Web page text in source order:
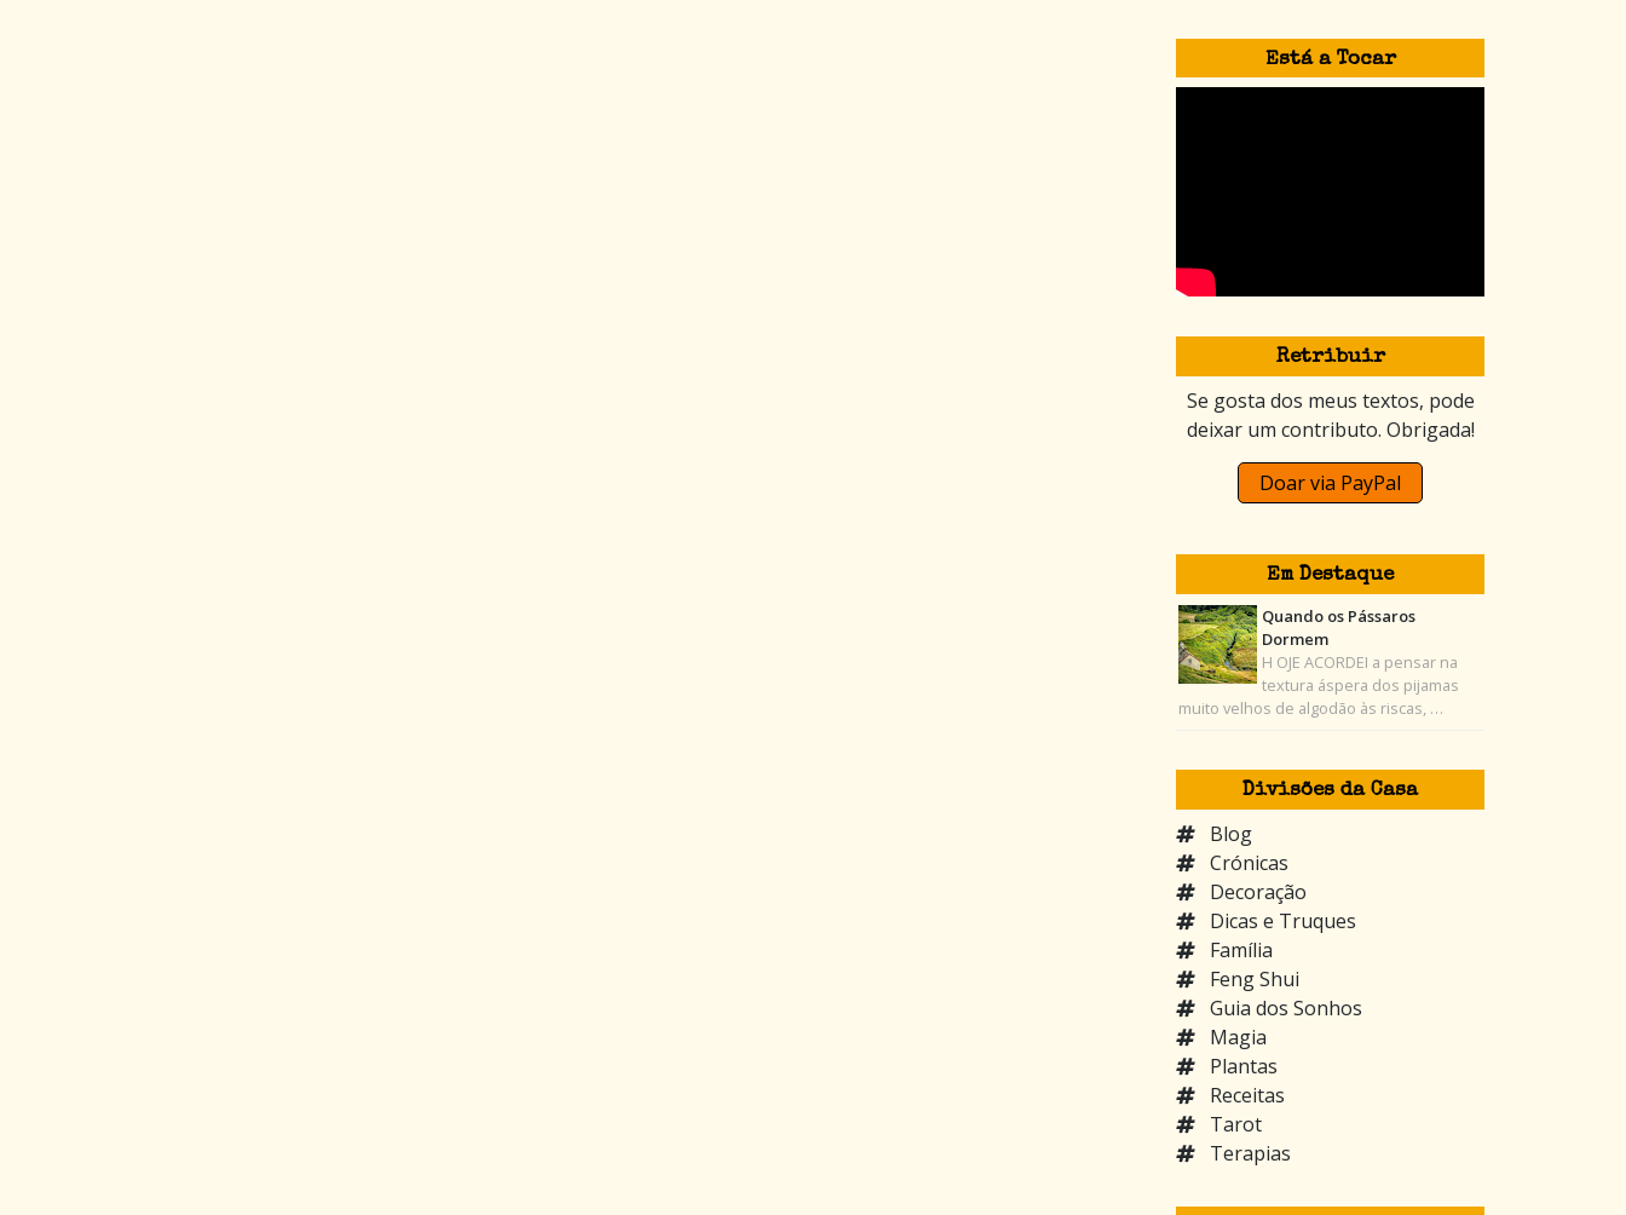
Está a Tocar
Retribuir
Se gosta dos meus textos, pode
deixar um contributo. Obrigada!
Doar via PayPal
Em Destaque
Quando os Pássaros
Dormem
H OJE ACORDEI a pensar na
textura áspera dos pijamas
muito velhos de algodão às riscas, …
Divisões da Casa
Blog
Crónicas
Decoração
Dicas e Truques
Família
Feng Shui
Guia dos Sonhos
Magia
Plantas
Receitas
Tarot
Terapias